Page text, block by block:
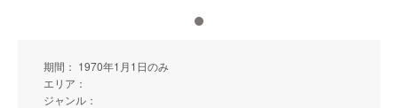
期間： 1970年1月1日のみ
エリア：
ジャンル：